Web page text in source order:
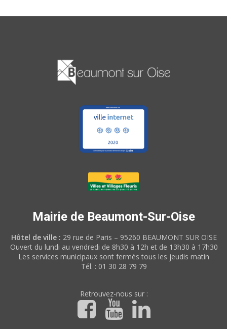
Mairie de Beaumont-Sur-Oise
Hôtel de ville : 29 rue de Paris – 95260 BEAUMONT SUR OISE
Ouvert du lundi au vendredi de 8h30 à 12h et de 13h30 à 17h30
Les services municipaux sont fermés tous les jeudis matin
Tél. : 01 30 28 79 79
Retrouvez-nous sur :